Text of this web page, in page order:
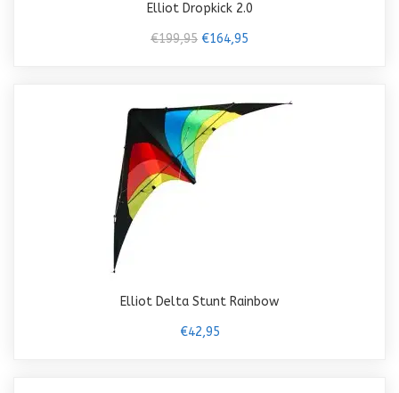
Elliot Dropkick 2.0
€199,95 €164,95
Elliot Delta Stunt Rainbow
€42,95